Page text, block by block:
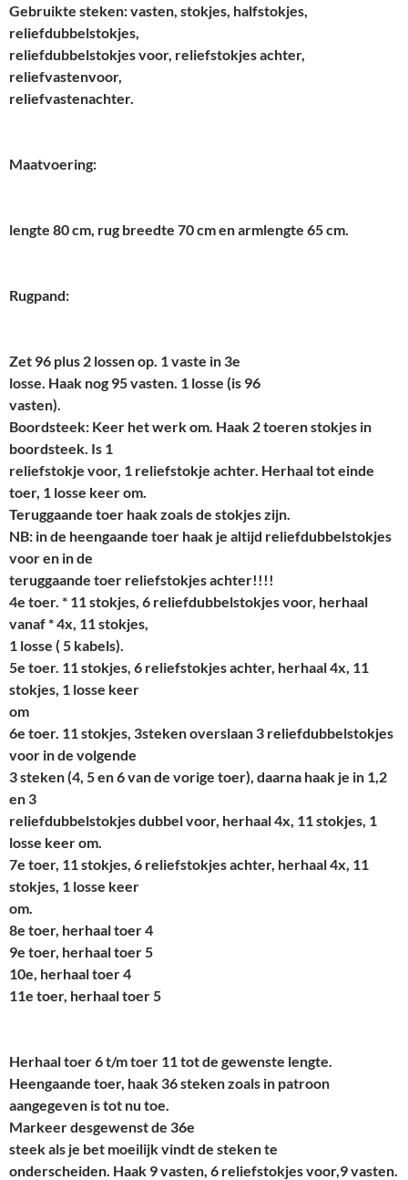
Gebruikte steken: vasten, stokjes, halfstokjes,
reliefdubbelstokjes,
reliefdubbelstokjes voor, reliefstokjes achter,
reliefvastenvoor,
reliefvastenachter.
Maatvoering:
lengte 80 cm, rug breedte 70 cm en armlengte 65 cm.
Rugpand:
Zet 96 plus 2 lossen op. 1 vaste in 3e
losse. Haak nog 95 vasten. 1 losse (is 96
vasten).
Boordsteek: Keer het werk om. Haak 2 toeren stokjes in
boordsteek. Is 1
reliefstokje voor, 1 reliefstokje achter. Herhaal tot einde
toer, 1 losse keer om.
Teruggaande toer haak zoals de stokjes zijn.
NB: in de heengaande toer haak je altijd reliefdubbelstokjes
voor en in de
teruggaande toer reliefstokjes achter!!!!
4e toer. * 11 stokjes, 6 reliefdubbelstokjes voor, herhaal
vanaf * 4x, 11 stokjes,
1 losse ( 5 kabels).
5e toer. 11 stokjes, 6 reliefstokjes achter, herhaal 4x, 11
stokjes, 1 losse keer
om
6e toer. 11 stokjes, 3steken overslaan 3 reliefdubbelstokjes
voor in de volgende
3 steken (4, 5 en 6 van de vorige toer), daarna haak je in 1,2
en 3
reliefdubbelstokjes dubbel voor, herhaal 4x, 11 stokjes, 1
losse keer om.
7e toer, 11 stokjes, 6 reliefstokjes achter, herhaal 4x, 11
stokjes, 1 losse keer
om.
8e toer, herhaal toer 4
9e toer, herhaal toer 5
10e, herhaal toer 4
11e toer, herhaal toer 5
Herhaal toer 6 t/m toer 11 tot de gewenste lengte.
Heengaande toer, haak 36 steken zoals in patroon
aangegeven is tot nu toe.
Markeer desgewenst de 36e
steek als je bet moeilijk vindt de steken te
onderscheiden. Haak 9 vasten, 6 reliefstokjes voor,9 vasten.